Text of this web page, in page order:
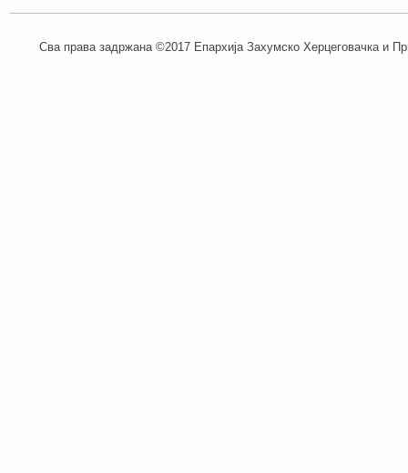
Сва права задржана ©2017 Епархија Захумско Херцеговачка и